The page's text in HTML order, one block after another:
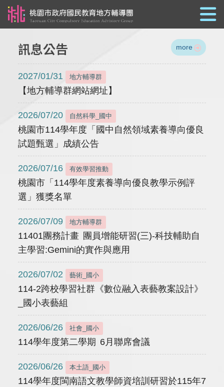
訊息公告 more
2027/01/31 地方輔導群
【地方輔導群網站網址】
2026/07/20 自然科學_國中
桃園市114學年度「國中自然領域素養導向優良
試題甄選」成績公告
2026/07/16 有效學習推動
桃園市「114學年度素養導向優良教學示例評
選」獲獎名單
2026/07/09 地方輔導群
11401團務計畫 團員增能研習(三)-科技輔助自
主學習:Gemini的實作與應用
2026/07/02 藝術_國小
114-2跨校學習社群《數位融入表藝教案設計》
_國小表藝組
2026/06/26 社會_國小
114學年度第二學期 6月聯席會議
2026/06/26 本土語_國小
114學年度閩南語文教學師資培訓研習於115年7